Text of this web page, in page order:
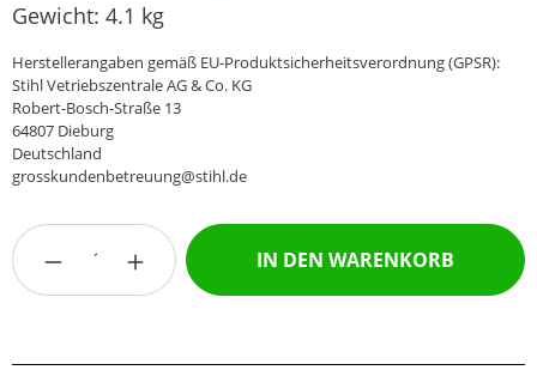
Gewicht: 4.1 kg
Herstellerangaben gemäß EU-Produktsicherheitsverordnung (GPSR):
Stihl Vetriebszentrale AG & Co. KG
Robert-Bosch-Straße 13
64807 Dieburg
Deutschland
grosskundenbetreuung@stihl.de
Produkt Anzahl: Gib den gewünschten
IN DEN WARENKORB